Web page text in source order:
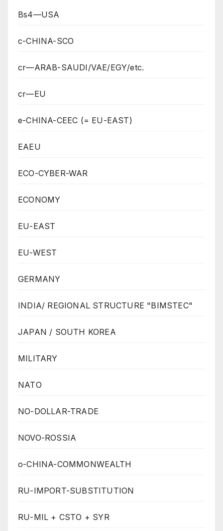
Bs4—USA
c-CHINA-SCO
cr—ARAB-SAUDI/VAE/EGY/etc.
cr—EU
e-CHINA-CEEC (= EU-EAST)
EAEU
ECO-CYBER-WAR
ECONOMY
EU-EAST
EU-WEST
GERMANY
INDIA/ REGIONAL STRUCTURE "BIMSTEC"
JAPAN / SOUTH KOREA
MILITARY
NATO
NO-DOLLAR-TRADE
NOVO-ROSSIA
o-CHINA-COMMONWEALTH
RU-IMPORT-SUBSTITUTION
RU-MIL + CSTO + SYR